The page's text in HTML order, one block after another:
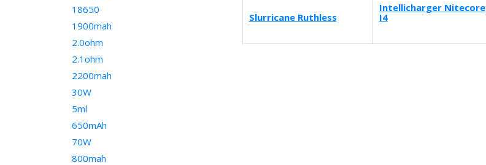
18650
1900mah
2.0ohm
2.1ohm
2200mah
30W
5ml
650mAh
70W
800mah
Slurricane Ruthless
Intellicharger Nitecore
I4